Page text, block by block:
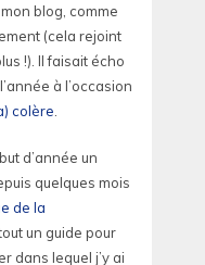
blog, comme
(cela rejoint
!). Il faisait écho
à l’occasion
colère
d’année un
quelques mois
de la
un guide pour
dans lequel j’y ai